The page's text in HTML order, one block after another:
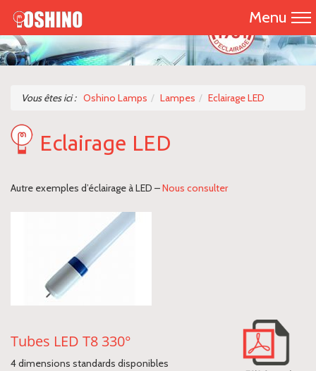
Menu
Accueil
Nous contacter
Vous êtes ici : Oshino Lamps Lampes Eclairage LED
Eclairage LED
Autre exemples d’éclairage à LED –Nous consulter
Tubes LED T8 330°
4 dimensions standards disponibles